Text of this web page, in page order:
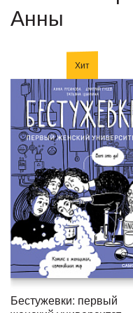
Анны
Хит
Бестужевки: первый